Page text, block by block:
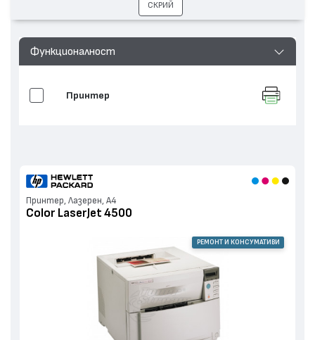
Функционалност
Принтер
Принтер, Лазерен, А4
Color LaserJet 4500
РЕМОНТ И КОНСУМАТИВИ
СКРИЙ